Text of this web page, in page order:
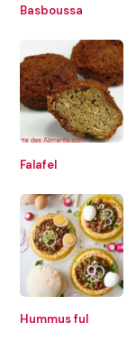
Basboussa
Falafel
Hummus ful